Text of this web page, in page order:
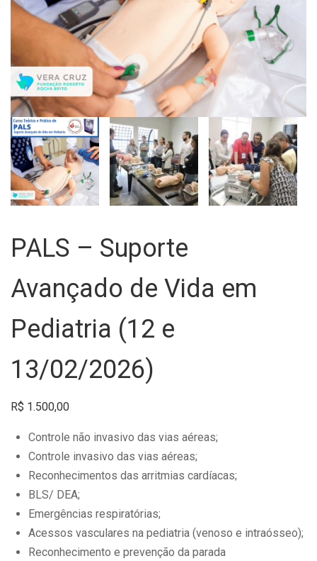
PALS – Suporte
Avançado de Vida em
Pediatria (12 e
13/02/2026)
R$ 1.500,00
Controle não invasivo das vias aéreas;
Controle invasivo das vias aéreas;
Reconhecimentos das arritmias cardíacas;
BLS/ DEA;
Emergências respiratórias;
Acessos vasculares na pediatria (venoso e intraósseo);
Reconhecimento e prevenção da parada